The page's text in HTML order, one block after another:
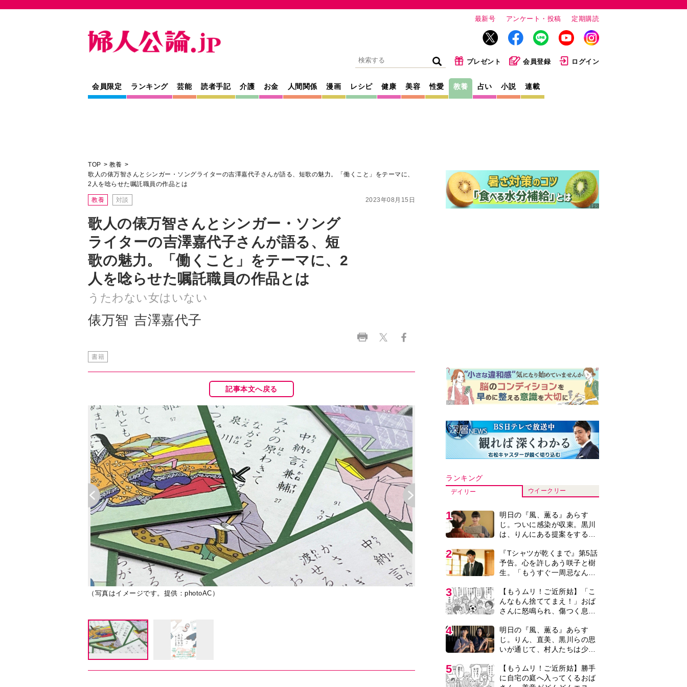
最新号 アンケート・投稿 定期購読
プレゼント 会員登録 ログイン
会員限定 ランキング 芸能 読者手記 介護 お金 人間関係 漫画 レシピ 健康 美容 性愛 教養 占い 小説 連載
歌人の俵万智さんとシンガー・ソング
ライターの吉澤嘉代子さんが語る、短
歌の魅力。「働くこと」をテーマに、2
人を唸らせた嘱託職員の作品とは
うたわない女はいない
俵万智 吉澤嘉代子
（写真はイメージです。提供：photoAC） 『うたわない女はいない』（著：働く三十六歌仙／中央公論新社）
2
予告。心を許しあう咲子と樹
生。「もうすぐ一周忌なんで
それが過ぎたら…」＜ネタバ
レあり＞
3
【もうムリ！ご近所姑】「こ
さんに怒鳴られ、傷つく息
子。私たちが取った行動は…
【第3話】
4
明日の『風、薫る』あらす
じ。りん、直美、黒川らの思
いが通じて、村人たちは少し
5
に自宅の庭へ入ってくるおば
さん。善意がどんどんエスカ
6
【もうムリ！ご近所姑】「今
日はどこ行くん？」出かける
度に聞いてくる近所のおばさ
まり…【第1話】
7
『Tシャツが乾くまで』第5話
あらすじ。充のメモを頼りに
長野を訪ねた咲子。一方の樹
タバレあり＞
8
＜3人って誰のこと？＞『Tシ
ャツが乾くまで』水族館で咲
子が放った〈何気ない一言〉
線？」「子どもの話だと…」
9
古代ギリシアの『植物誌』を
82歳で完訳・小川洋子「子育
てと家事の合間に、哲学者テ
年」
10
マラソンを始めた夫。休みは
いつも大会や練習会。さらに